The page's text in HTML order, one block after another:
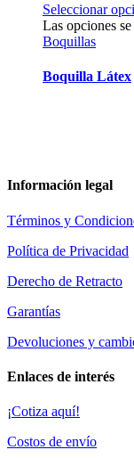
Seleccionar
Las opciones
Boquillas
Boquilla Látex
Información legal
Términos y
Política de Privacidad
Derecho de Retracto
Garantías
Devoluciones y
Enlaces de interés
¡Cotiza aquí!
Costos de envío